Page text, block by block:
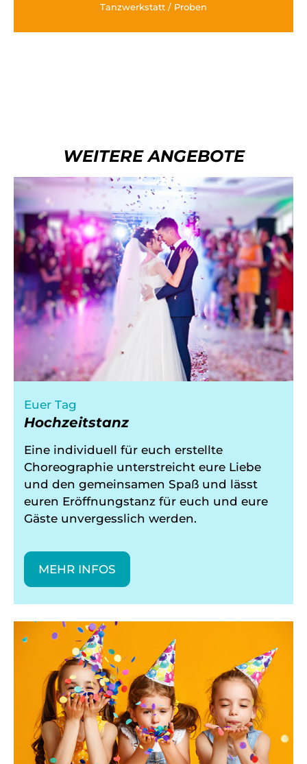
Tanzwerkstatt / Proben
WEITERE ANGEBOTE
Euer Tag
Hochzeitstanz
Eine individuell für euch erstellte
Choreographie unterstreicht eure Liebe
und den gemeinsamen Spaß und lässt
euren Eröffnungstanz für euch und eure
Gäste unvergesslich werden.
MEHR INFOS